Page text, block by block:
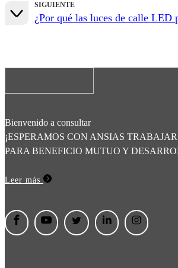
SIGUIENTE
¿Por qué las luces de calle LED
Bienvenido a consultar
¡ESPERAMOS CON ANSIAS
PARA BENEFICIO MUTUO Y
Leer más